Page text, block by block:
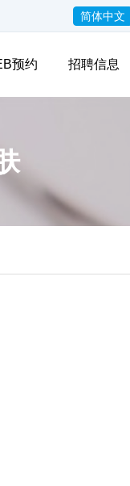
简体中文
预约 招聘信息